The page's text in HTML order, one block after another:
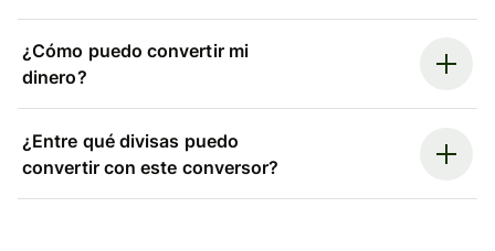
¿Cómo puedo convertir mi
dinero?
¿Entre qué divisas puedo
convertir con este conversor?